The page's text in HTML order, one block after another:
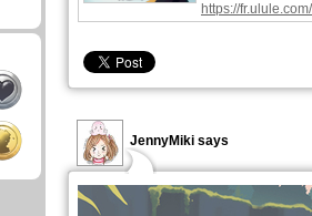
https://
JennyMiki says